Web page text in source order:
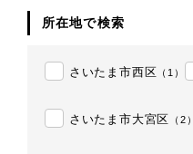
所在地で検索
さいたま市西区 （1）
さいたま市大宮区 （2）